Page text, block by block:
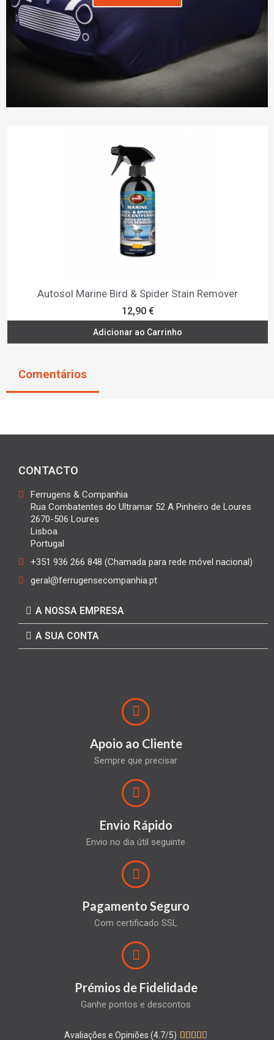
Autosol Marine Bird & Spider Stain Remover
12,90 €
Adicionar ao Carrinho
Comentários
CONTACTO
Ferrugens & Companhia
Rua Combatentes do Ultramar 52 A Pinheiro de Loures
2670-506 Loures
Lisboa
Portugal
+351 936 266 848 (Chamada para rede móvel nacional)
geral@ferrugensecompanhia.pt
A NOSSA EMPRESA
A SUA CONTA
Apoio ao Cliente
Sempre que precisar
Envio Rápido
Envio no dia útil seguinte
Pagamento Seguro
Com certificado SSL
Prémios de Fidelidade
Ganhe pontos e descontos
Avaliações e Opiniões (4.7/5)     